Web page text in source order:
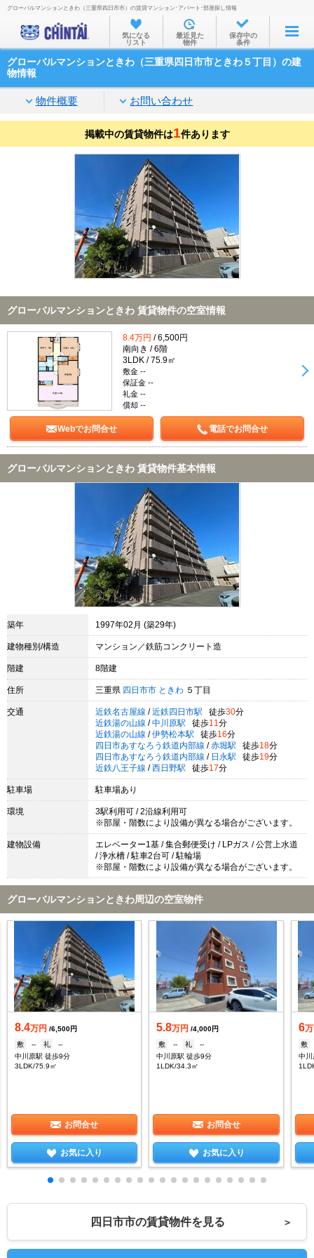
お部屋を探す
沿線・駅から
家賃相場から
通勤通学時間から
物件特集から
不動産会社から
TOP
グローバルマンションときわ（三重県四日市市）の賃貸マンション･アパート･部屋探し情報
気になる
リスト
最近見た
物件
保存中の
条件
グローバルマンションときわ（三重県四日市市ときわ５丁目）の建
物情報
物件概要 お問い合わせ
掲載中の賃貸物件は1件あります
グローバルマンションときわ 賃貸物件の空室情報
8.4万円 / 6,500円
南向き / 6階
3LDK / 75.9㎡
敷金 --
保証金 --
礼金 --
償却 --
Webでお問合せ 電話でお問合せ
グローバルマンションときわ 賃貸物件基本情報
築年 1997年02月 (築29年)
建物種別/構造 マンション／鉄筋コンクリート造
階建 8階建
住所 三重県 四日市市 ときわ ５丁目
交通 近鉄名古屋線 / 近鉄四日市駅 徒歩30分
近鉄湯の山線 / 中川原駅 徒歩11 分
近鉄湯の山線 / 伊勢松本駅 徒歩16分
四日市あすなろう鉄道内部線 / 赤堀駅 徒歩18分
四日市あすなろう鉄道内部線 / 日永駅 徒歩19分
近鉄八王子線 / 西日野駅 徒歩17分
駐車場 駐車場あり
環境
3駅利用可 / 2沿線利用可
※部屋・階数により設備が異なる場合がございます。
建物設備
エレベーター1基 / 集合郵便受け / LPガス / 公営上水道
/ 浄水槽 / 駐車2台可 / 駐輪場
※部屋・階数により設備が異なる場合がございます。
グローバルマンションときわ周辺の空室物件
8.4万円 /6,500円
敷
-- 礼
--
中川原駅 徒歩9分
3LDK/75.9㎡
お問合せ
お気に入り
5.8万円 /4,000円
敷
-- 礼
--
中川原駅 徒歩9分
1LDK/34.3㎡
お問合せ
お気に入り
6
敷
中川
四日市市の賃貸物件を見る ＞